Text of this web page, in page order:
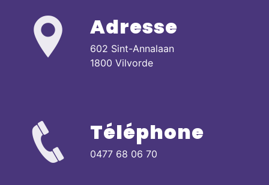
Adresse
602 Sint-Annalaan
1800 Vilvorde
Téléphone
0477 68 06 70